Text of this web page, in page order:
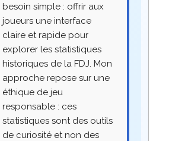
besoin simple : offrir aux
joueurs une interface
claire et rapide pour
explorer les statistiques
historiques de la FDJ. Mon
approche repose sur une
éthique de jeu
responsable : ces
statistiques sont des outils
de curiosité et non des